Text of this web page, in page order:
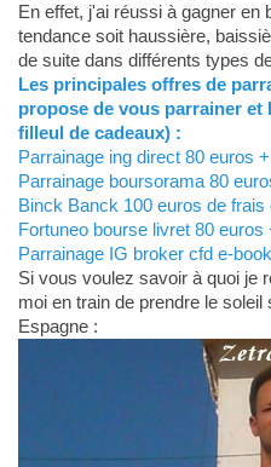
En effet, j'ai réussi à gagner en
tendance soit haussière,
de suite dans différents types
Les principales offres de
propose de vous parrainer
filleul de cadeaux) :
Parrainage ing direct 80 euros
Parrainage boursorama 80
Binck Banck 100 euros de frais
Fortuneo bourse livret 80 euros
Parrainage IG broker cfd e-
Si vous voulez savoir à quoi je
moi en train de prendre le
Espagne :